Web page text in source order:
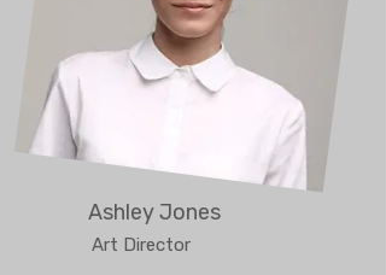
Ashley Jones
Art Director